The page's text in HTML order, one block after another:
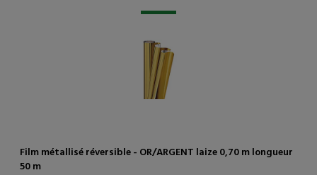
Film métallisé réversible - OR/ARGENT laize 0,70 m longueur
50 m